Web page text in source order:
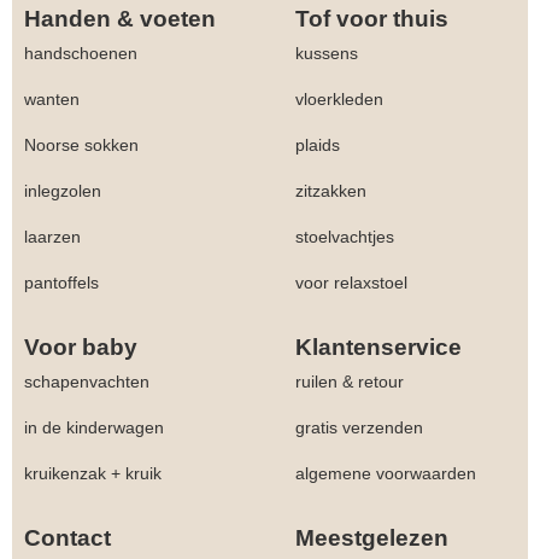
Handen & voeten Tof voor thuis
handschoenen kussens
wanten vloerkleden
Noorse sokken plaids
inlegzolen zitzakken
laarzen stoelvachtjes
pantoffels voor relaxstoel
Voor baby Klantenservice
schapenvachten ruilen & retour
in de kinderwagen gratis verzenden
kruikenzak + kruik algemene voorwaarden
Contact Meestgelezen